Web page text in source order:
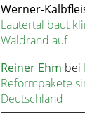
Werner-
Lautertal baut
Waldrand auf
Reiner Ehm bei
Reformpakete
Deutschland